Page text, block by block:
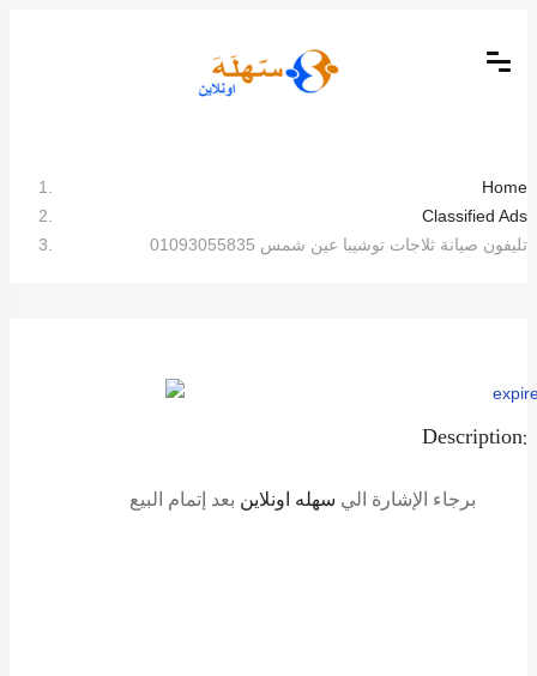
Home
Classified Ads
تليفون صيانة ثلاجات توشيبا عين شمس 01093055835
Description:
برجاء الإشارة الي سهله اونلاين بعد إتمام البيع